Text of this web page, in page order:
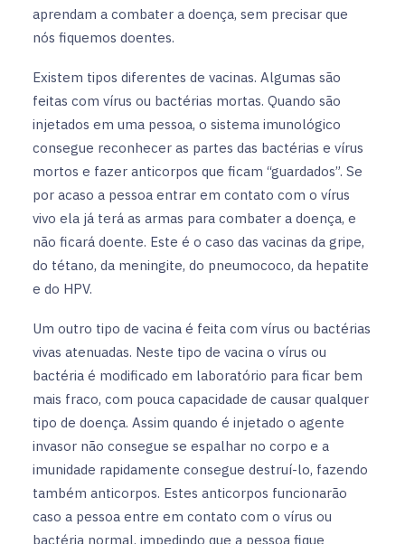
aprendam a combater a doença, sem precisar que
nós fiquemos doentes.
Existem tipos diferentes de vacinas. Algumas são
feitas com vírus ou bactérias mortas. Quando são
injetados em uma pessoa, o sistema imunológico
consegue reconhecer as partes das bactérias e vírus
mortos e fazer anticorpos que ficam “guardados”. Se
por acaso a pessoa entrar em contato com o vírus
vivo ela já terá as armas para combater a doença, e
não ficará doente. Este é o caso das vacinas da gripe,
do tétano, da meningite, do pneumococo, da hepatite
e do HPV.
Um outro tipo de vacina é feita com vírus ou bactérias
vivas atenuadas. Neste tipo de vacina o vírus ou
bactéria é modificado em laboratório para ficar bem
mais fraco, com pouca capacidade de causar qualquer
tipo de doença. Assim quando é injetado o agente
invasor não consegue se espalhar no corpo e a
imunidade rapidamente consegue destruí-lo, fazendo
também anticorpos. Estes anticorpos funcionarão
caso a pessoa entre em contato com o vírus ou
bactéria normal, impedindo que a pessoa fique